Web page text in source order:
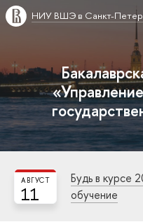
НИУ ВШЭ в Санкт-
11
АВГУСТ
Будь в курсе
обучение